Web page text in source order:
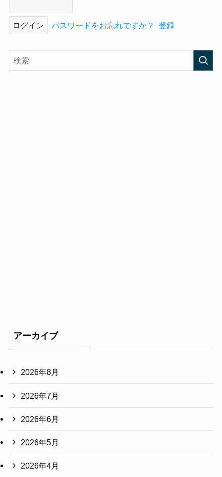
パスワードをお忘れですか？ 登録
アーカイブ
2026年8月
2026年7月
2026年6月
2026年5月
2026年4月